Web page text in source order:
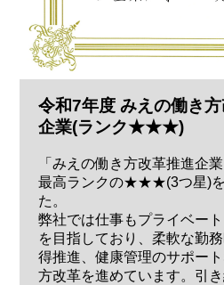
令和7年度 みえの働き
企業(ランク★★★)
「みえの働き方改革推進企
最高ランクの★★★(3つ星)を
た。
弊社では仕事もプライベー
を目指しており、柔軟な勤
得推進、健康管理のサポー
方改革を進めています。引